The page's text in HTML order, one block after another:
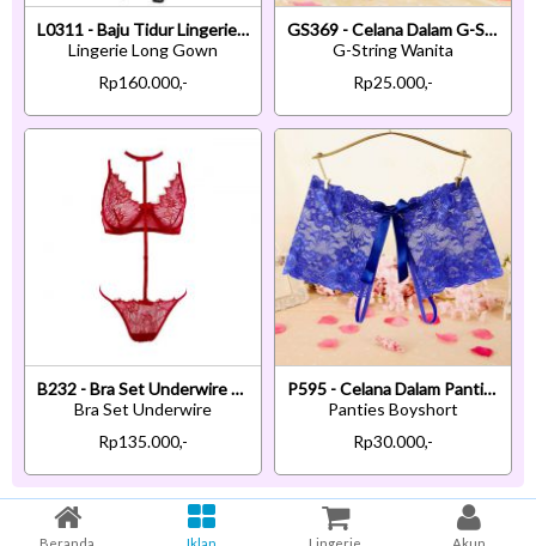
L0311 - Baju Tidur Lingerie Long Gown Gaun Panjang Maxi Dress Hitam Transparan
Lingerie Long Gown
Rp160.000,-
GS369 - Celana Dalam G-String Wanita T-Back Biru Tepi Bordir
G-String Wanita
Rp25.000,-
B232 - Bra Set Underwire Kawat Merah Transparan Celana Dalam
Bra Set Underwire
Rp135.000,-
P595 - Celana Dalam Panties Boyshort Biru Transparan Crotchless
Panties Boyshort
Rp30.000,-